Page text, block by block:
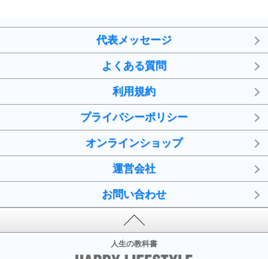
代表メッセージ
よくある質問
利用規約
プライバシーポリシー
オンラインショップ
運営会社
お問い合わせ
人生の教科書